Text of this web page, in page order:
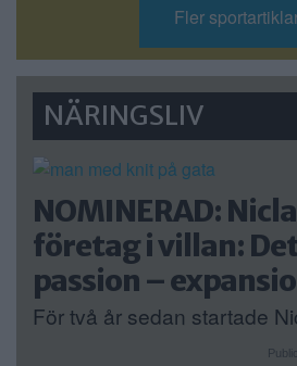
Fler
NÄRINGSLIV
NOMINERAD:
företag i villan:
passion –
För två år sedan startade